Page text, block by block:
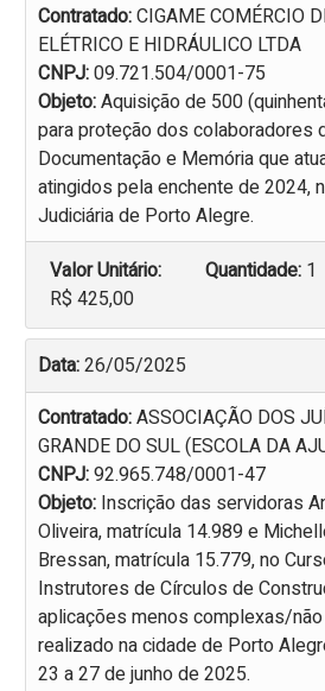
Contratado:CIGAME COMÉRCIO
ELÉTRICO E HIDRÁULICO LTDA
CNPJ:09.721.504/0001-75
Objeto:Aquisição de 500
para proteção dos colaboradores
Documentação e Memória que
atingidos pela enchente de 2024,
Judiciária de Porto Alegre.
Valor Unitário:
R$ 425,00
Quantidade: 1
Data:26/05/2025
Contratado:ASSOCIAÇÃO DOS
GRANDE DO SUL (ESCOLA DA
CNPJ:92.965.748/0001-47
Objeto: Inscrição das servidoras
Oliveira, matrícula 14.989 e
Bressan, matrícula 15.779, no
Instrutores de Círculos de
aplicações menos complexas/
realizado na cidade de Porto
23 a 27 de junho de 2025.